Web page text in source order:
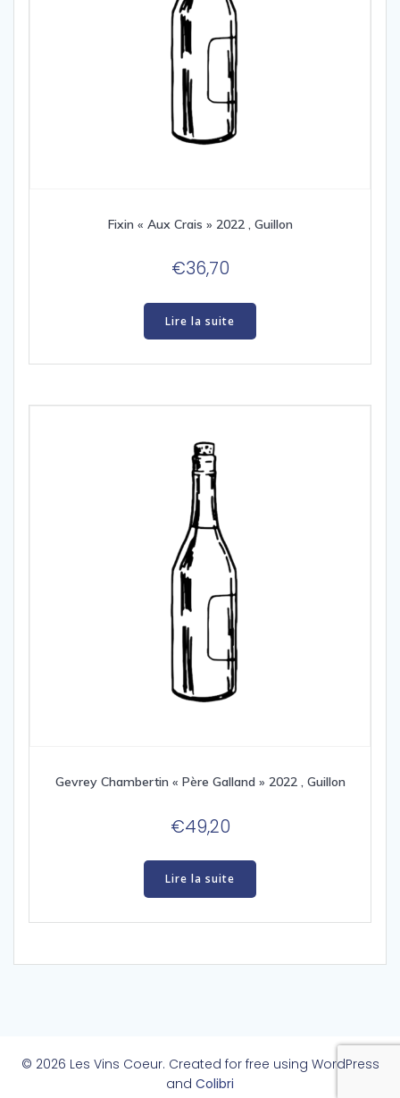
Fixin « Aux Crais » 2022 , Guillon
€36,70
Lire la suite
Gevrey Chambertin « Père Galland » 2022 , Guillon
€49,20
Lire la suite
© 2026 Les Vins Coeur. Created for free using WordPress
and Colibri